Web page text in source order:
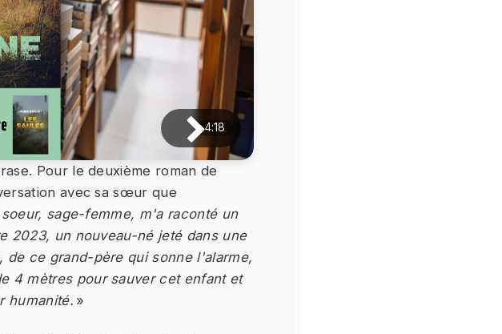
4:18
Pour le deuxième roman de
avec sa sœur que
soeur, sage-femme, m'a raconté un
2023, un nouveau-né jeté dans une
de ce grand-père qui sonne l'alarme,
4 mètres pour sauver cet enfant et
humanité. »